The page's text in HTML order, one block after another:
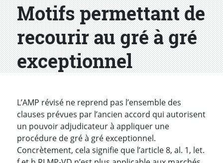
Motifs permettant de
recourir au gré à gré
exceptionnel
L’AMP révisé ne reprend pas l’ensemble des
clauses prévues par l’ancien accord qui autorisent
un pouvoir adjudicateur à appliquer une
procédure de gré à gré exceptionnel.
Concrètement, cela signifie que l’article 8, al. 1, let.